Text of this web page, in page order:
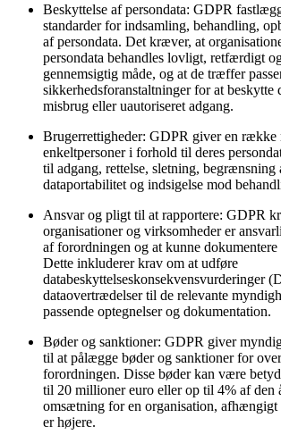
Beskyttelse af persondata: GDPR
standarder for indsamling, behandling,
af persondata. Det kræver, at
persondata behandles lovligt, retfærdigt
gennemsigtig måde, og at de træffer
sikkerhedsforanstaltninger for at beskytte
misbrug eller uautoriseret adgang.
Brugerrettigheder: GDPR giver en række
enkeltpersoner i forhold til deres
til adgang, rettelse, sletning, begrænsning
dataportabilitet og indsigelse mod
Ansvar og pligt til at rapportere: GDPR
organisationer og virksomheder er
af forordningen og at kunne dokumentere
Dette inkluderer krav om at udføre
databeskyttelseskonsekvensvurderinger
dataovertrædelser til de relevante
passende optegnelser og dokumentation.
Bøder og sanktioner: GDPR giver
til at pålægge bøder og sanktioner for
forordningen. Disse bøder kan være
til 20 millioner euro eller op til 4% af den
omsætning for en organisation,
er højere.